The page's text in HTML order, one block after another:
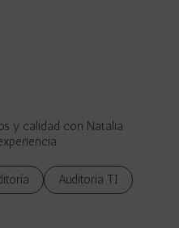
y calidad con Natalia
Auditoría TI